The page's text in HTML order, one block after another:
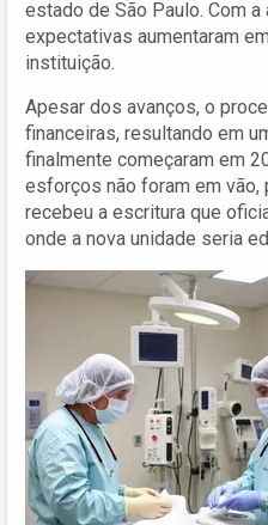
estado de São Paulo. Com
expectativas aumentaram
instituição.
Apesar dos avanços, o
financeiras, resultando em
finalmente começaram em
esforços não foram em
recebeu a escritura que
onde a nova unidade seria